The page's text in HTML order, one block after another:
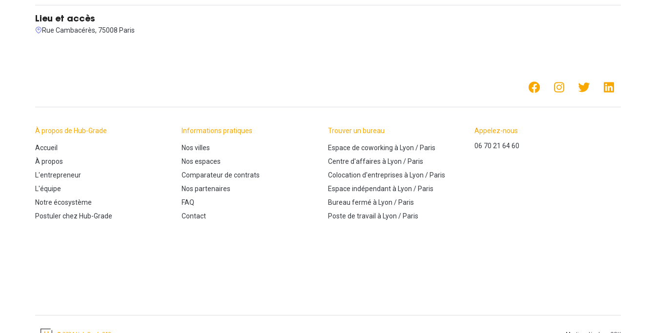
Lieu et accès
Rue Cambacérès, 75008 Paris
À propos de Hub-Grade
Accueil
À propos
L'entrepreneur
L'équipe
Notre écosystème
Postuler chez Hub-Grade
Informations pratiques
Nos villes
Nos espaces
Comparateur de contrats
Nos partenaires
FAQ
Contact
Trouver un bureau
Espace de coworking à Lyon /Paris
Centre d'affaires à Lyon /Paris
Colocation d'entreprises à Lyon /Paris
Espace indépendantà Lyon /Paris
Bureau fermé à Lyon /Paris
Poste de travail à Lyon /Paris
Appelez-nous
06 70 21 64 60